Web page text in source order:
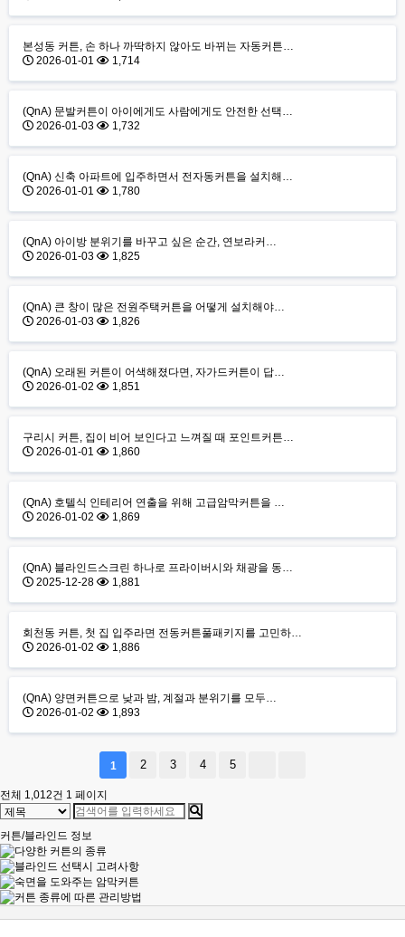
본성동 커튼, 손 하나 까딱하지 않아도 바뀌는 자동커튼…
2026-01-01
1,714
(QnA) 문발커튼이 아이에게도 사람에게도 안전한 선택…
2026-01-03
1,732
(QnA) 신축 아파트에 입주하면서 전자동커튼을 설치해…
2026-01-01
1,780
(QnA) 아이방 분위기를 바꾸고 싶은 순간, 연보라커…
2026-01-03
1,825
(QnA) 큰 창이 많은 전원주택커튼을 어떻게 설치해야…
2026-01-03
1,826
(QnA) 오래된 커튼이 어색해졌다면, 자가드커튼이 답…
2026-01-02
1,851
구리시 커튼, 집이 비어 보인다고 느껴질 때 포인트커튼…
2026-01-01
1,860
(QnA) 호텔식 인테리어 연출을 위해 고급암막커튼을 …
2026-01-02
1,869
(QnA) 블라인드스크린 하나로 프라이버시와 채광을 동…
2025-12-28
1,881
회천동 커튼, 첫 집 입주라면 전동커튼풀패키지를 고민하…
2026-01-02
1,886
(QnA) 양면커튼으로 낮과 밤, 계절과 분위기를 모두…
2026-01-02
1,893
1 2 3 4 5
전체 1,012건 1 페이지
커튼/블라인드 정보